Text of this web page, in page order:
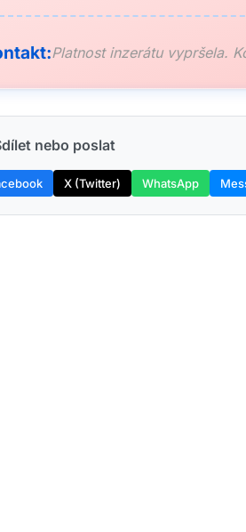
Platnost inzerátu vypršela.
nebo poslat
X (Twitter) WhatsApp